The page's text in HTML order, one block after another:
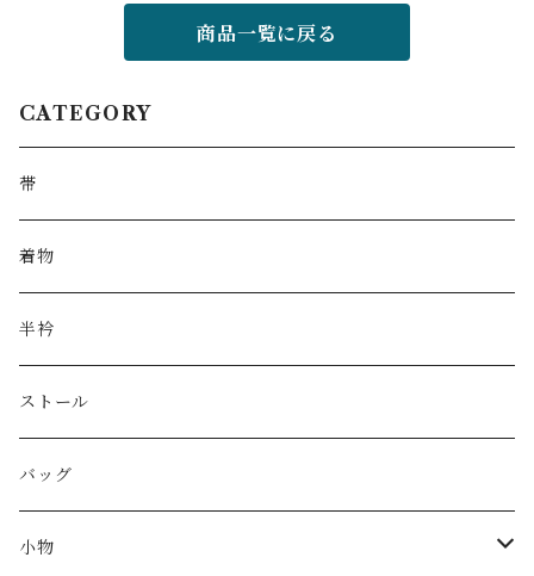
商品一覧に戻る
CATEGORY
帯
着物
半衿
ストール
バッグ
小物